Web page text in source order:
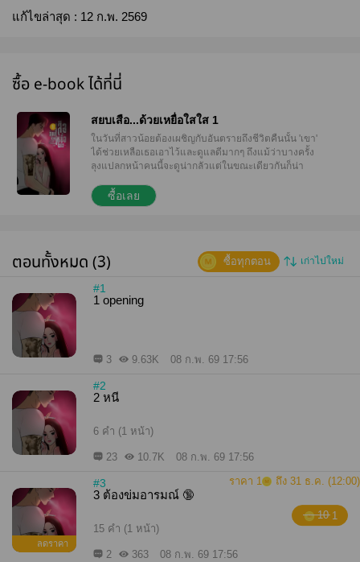
แก้ไขล่าสุด : 12 ก.พ. 2569
ซื้อ e-book ได้ที่นี่
สยบเสือ...ด้วยเหยื่อใสใส 1
ในวันที่สาวน้อยต้องเผชิญกับอันตรายถึงชีวิตคืนนั้น 'เขา'
ได้ช่วยเหลือเธอเอาไว้และดูแลดีมากๆ ถึงแม้ว่าบางครั้ง
ลุงแปลกหน้าคนนี้จะดูน่ากลัวแต่ในขณะเดียวกันก็น่า
และเธอก็ไม่อยากเสียเขาไป... "ลุง...ขยับไปหน่อยค่ะ"
"เรียกพี่ก่อนสิคะ"
ซื้อเลย
ตอนทั้งหมด (3) เก่าไปใหม่
ซื้อทุกตอน
#1
1 opening
3 9.63K 08 ก.พ. 69 17:56
#2
2 หนี
6 คำ (1 หน้า)
23 10.7K 08 ก.พ. 69 17:56
ลดราคา
#3 ราคา 1 ถึง 31 ธ.ค. (12:00)
3 ต้องข่มอารมณ์ 🔞
10 1
15 คำ (1 หน้า)
2 363 08 ก.พ. 69 17:56